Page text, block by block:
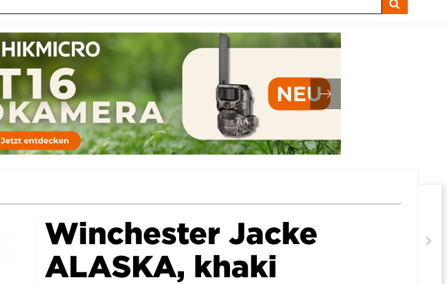
Winchester Jacke
ALASKA, khaki